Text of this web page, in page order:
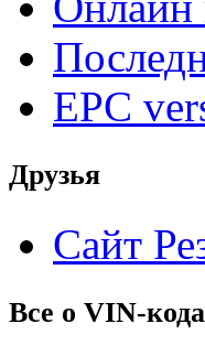
EPC
Друзья
Сайт
Все о VIN-